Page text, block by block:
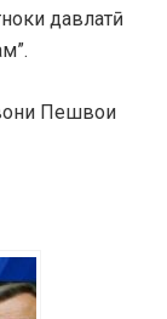
давлатӣ
Пешвои